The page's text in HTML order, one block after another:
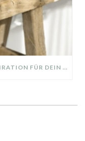
SCHLAFZIMMER MAKEOVER – INSPIRATION FÜR DEIN SCHLAFZIMMER: AUS ALT MACH NEU – HELL, GEMÜTLICH UND EINLADEND